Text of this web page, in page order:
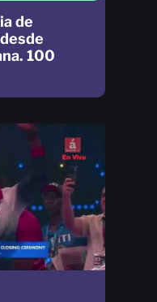
de
100